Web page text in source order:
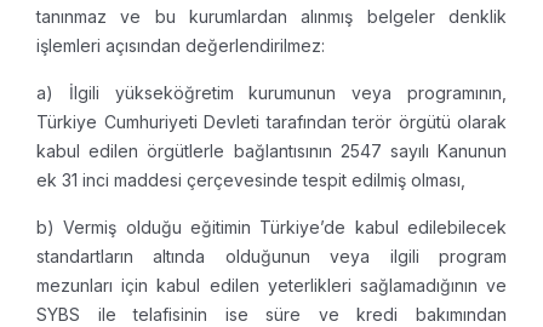
tanınmaz ve bu kurumlardan alınmış belgeler denklik
işlemleri açısından değerlendirilmez:
a) İlgili yükseköğretim kurumunun veya programının,
Türkiye Cumhuriyeti Devleti tarafından terör örgütü olarak
kabul edilen örgütlerle bağlantısının 2547 sayılı Kanunun
ek 31 inci maddesi çerçevesinde tespit edilmiş olması,
b) Vermiş olduğu eğitimin Türkiye’de kabul edilebilecek
standartların altında olduğunun veya ilgili program
mezunları için kabul edilen yeterlikleri sağlamadığının ve
SYBS ile telafisinin ise süre ve kredi bakımından